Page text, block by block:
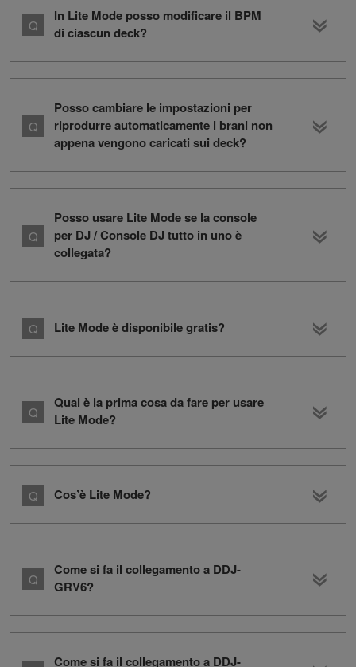
In Lite Mode posso modificare il BPM
di ciascun deck?
Posso cambiare le impostazioni per
riprodurre automaticamente i brani non
appena vengono caricati sui deck?
Posso usare Lite Mode se la console
per DJ / Console DJ tutto in uno è
collegata?
Lite Mode è disponibile gratis?
Qual è la prima cosa da fare per usare
Lite Mode?
Cos’è Lite Mode?
Come si fa il collegamento a DDJ-
GRV6?
Come si fa il collegamento a DDJ-